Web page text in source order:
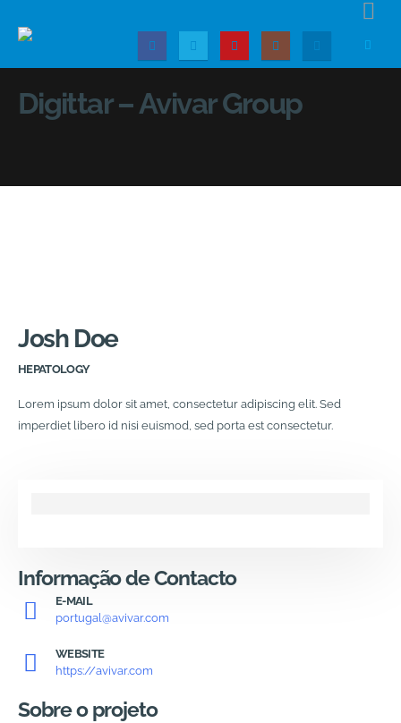
Digittar – Avivar Group
Josh Doe
HEPATOLOGY
Lorem ipsum dolor sit amet, consectetur adipiscing elit. Sed
imperdiet libero id nisi euismod, sed porta est consectetur.
Informação de Contacto
E-MAIL
portugal@avivar.com
WEBSITE
https://avivar.com
Sobre o projeto